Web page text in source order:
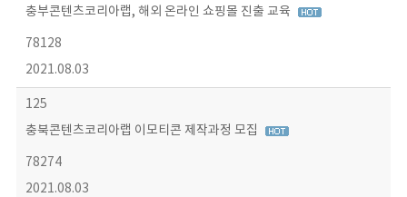
충부콘텐츠코리아랩, 해외 온라인 쇼핑몰 진출 교육
78128
2021.08.03
125
충북콘텐츠코리아랩 이모티콘 제작과정 모집
78274
2021.08.03